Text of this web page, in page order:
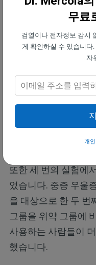
한 증상을 보고했습
미국 불안 우울 협회
Association of
흔한 정신 질환 중
터 발생할 수 있습니
험에 대한 한 메타
사이에서 안전하고,
다”고 전하며 ‘새로
것을 보여주었습니다.
또한 세 번의 실험에
었습니다. 중증 우울
을 대상으로 한 두 번
그룹을 위약 그룹에
사용하는 사람들이
했습니다.
무료
검열이나 전자정보 감시
게 확인하실 수 있습니다
자
개